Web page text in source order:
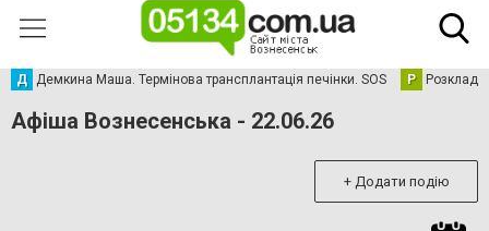
Д Демкина Маша. Термінова трансплантація печінки. SOS Р Розклад
Афіша Вознесенська - 22.06.26
+ Додати подію